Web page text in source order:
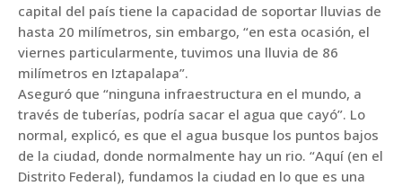
capital del país tiene la capacidad de soportar lluvias de
hasta 20 milímetros, sin embargo, “en esta ocasión, el
viernes particularmente, tuvimos una lluvia de 86
milímetros en Iztapalapa”.
Aseguró que “ninguna infraestructura en el mundo, a
través de tuberías, podría sacar el agua que cayó”. Lo
normal, explicó, es que el agua busque los puntos bajos
de la ciudad, donde normalmente hay un rio. “Aquí (en el
Distrito Federal), fundamos la ciudad en lo que es una